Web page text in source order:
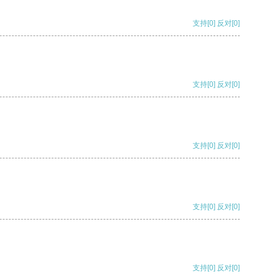
支持[0] 反对[0]
支持[0] 反对[0]
支持[0] 反对[0]
支持[0] 反对[0]
支持[0] 反对[0]